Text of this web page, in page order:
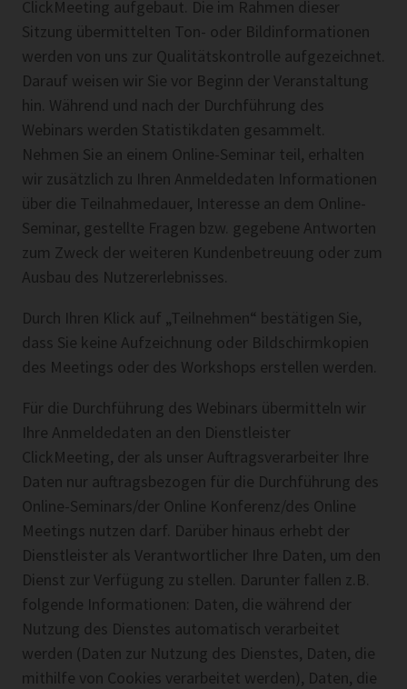
ClickMeeting aufgebaut. Die im Rahmen dieser
Sitzung übermittelten Ton- oder Bildinformationen
werden von uns zur Qualitätskontrolle aufgezeichnet.
Darauf weisen wir Sie vor Beginn der Veranstaltung
hin. Während und nach der Durchführung des
Webinars werden Statistikdaten gesammelt.
Nehmen Sie an einem Online-Seminar teil, erhalten
wir zusätzlich zu Ihren Anmeldedaten Informationen
über die Teilnahmedauer, Interesse an dem Online-
Seminar, gestellte Fragen bzw. gegebene Antworten
zum Zweck der weiteren Kundenbetreuung oder zum
Ausbau des Nutzererlebnisses.
Durch Ihren Klick auf „Teilnehmen“ bestätigen Sie,
dass Sie keine Aufzeichnung oder Bildschirmkopien
des Meetings oder des Workshops erstellen werden.
Für die Durchführung des Webinars übermitteln wir
Ihre Anmeldedaten an den Dienstleister
ClickMeeting, der als unser Auftragsverarbeiter Ihre
Daten nur auftragsbezogen für die Durchführung des
Online-Seminars/der Online Konferenz/des Online
Meetings nutzen darf. Darüber hinaus erhebt der
Dienstleister als Verantwortlicher Ihre Daten, um den
Dienst zur Verfügung zu stellen. Darunter fallen z.B.
folgende Informationen: Daten, die während der
Nutzung des Dienstes automatisch verarbeitet
werden (Daten zur Nutzung des Dienstes, Daten, die
mithilfe von Cookies verarbeitet werden), Daten, die